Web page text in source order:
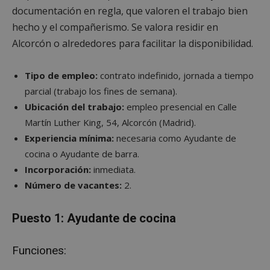
documentación en regla, que valoren el trabajo bien
hecho y el compañerismo. Se valora residir en
Alcorcón o alrededores para facilitar la disponibilidad.
Tipo de empleo: contrato indefinido, jornada a tiempo
parcial (trabajo los fines de semana).
Ubicación del trabajo: empleo presencial en Calle
Martín Luther King, 54, Alcorcón (Madrid).
Experiencia mínima: necesaria como Ayudante de
cocina o Ayudante de barra.
Incorporación: inmediata.
Número de vacantes: 2.
Puesto 1: Ayudante de cocina
Funciones: